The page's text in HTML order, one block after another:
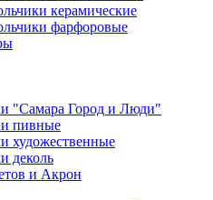
керамические
фарфоровые
"Самара Город и Люди"
пивные
художественные
деколь
и Акрон